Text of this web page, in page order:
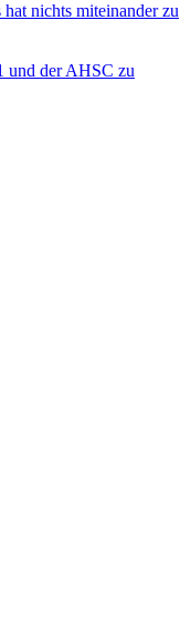
nichts miteinander zu
und der AHSC zu